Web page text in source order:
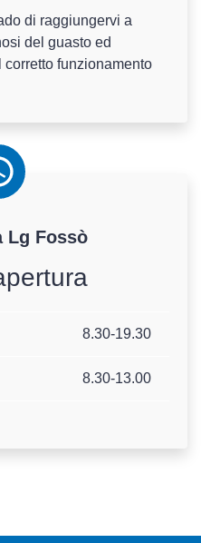
di raggiungervi a
del guasto ed
funzionamento
Lg Fossò
8.30-19.30
8.30-13.00